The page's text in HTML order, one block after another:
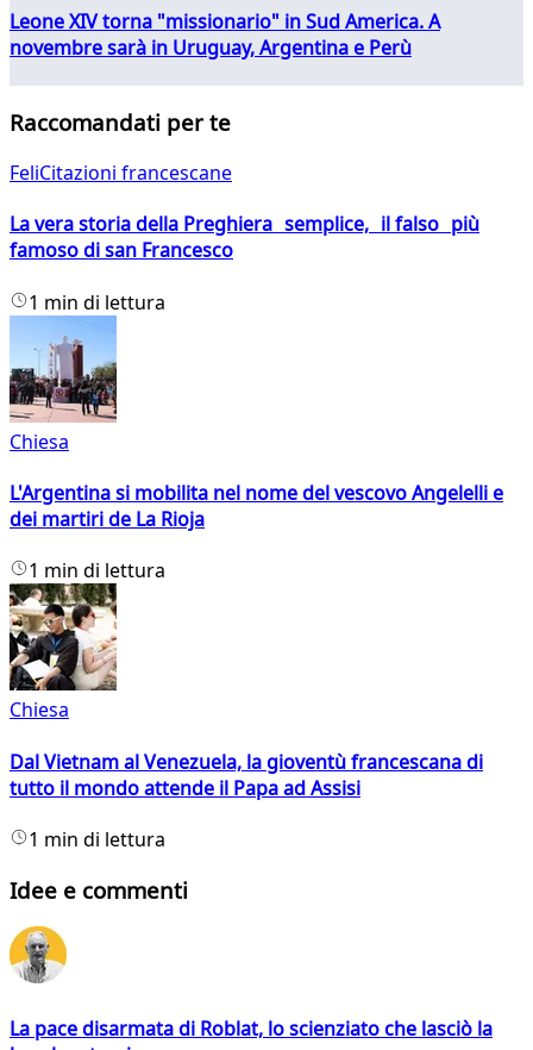
Leone XIV torna "missionario" in Sud America. A
novembre sarà in Uruguay, Argentina e Perù
Raccomandati per te
FeliCitazioni francescane
La vera storia della Preghiera semplice, il falso più
famoso di san Francesco
1 min di lettura
Chiesa
L'Argentina si mobilita nel nome del vescovo Angelelli e
dei martiri de La Rioja
1 min di lettura
Chiesa
Dal Vietnam al Venezuela, la gioventù francescana di
tutto il mondo attende il Papa ad Assisi
1 min di lettura
Idee e commenti
La pace disarmata di Roblat, lo scienziato che lasciò la